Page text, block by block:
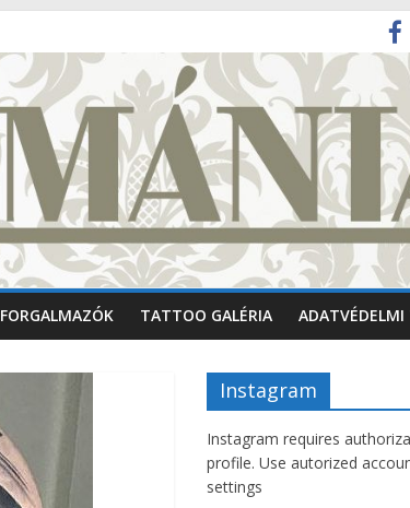
FORGALMAZÓK TATTOO GALÉRIA
Instagram
Instagram requires
profile. Use autorized
settings